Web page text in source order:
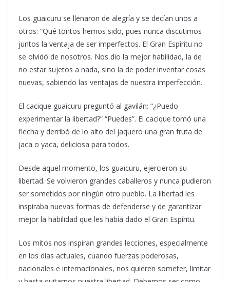
Los guaicuru se llenaron de alegría y se decían unos a
otros: “Qué tontos hemos sido, pues nunca discutimos
juntos la ventaja de ser imperfectos. El Gran Espíritu no
se olvidó de nosotros. Nos dio la mejor habilidad, la de
no estar sujetos a nada, sino la de poder inventar cosas
nuevas, sabiendo las ventajas de nuestra imperfección.
El cacique guaicuru preguntó al gavilán: “¿Puedo
experimentar la libertad?” “Puedes”. El cacique tomó una
flecha y derribó de lo alto del jaquero una gran fruta de
jaca o yaca, deliciosa para todos.
Desde aquel momento, los guaicuru, ejercieron su
libertad. Se volvieron grandes caballeros y nunca pudieron
ser sometidos por ningún otro pueblo. La libertad les
inspiraba nuevas formas de defenderse y de garantizar
mejor la habilidad que les había dado el Gran Espíritu.
Los mitos nos inspiran grandes lecciones, especialmente
en los días actuales, cuando fuerzas poderosas,
nacionales e internacionales, nos quieren someter, limitar